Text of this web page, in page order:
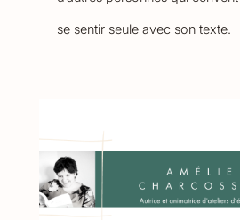
se sentir seule avec son texte.